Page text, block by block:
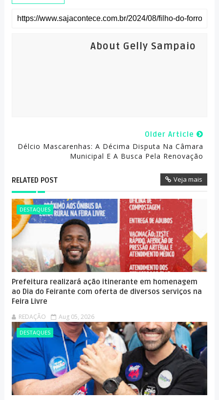
About Gelly Sampaio
Older Article
Délcio Mascarenhas: A Décima Disputa Na Câmara
Municipal E A Busca Pela Renovação
RELATED POST Veja mais
DESTAQUES
Prefeitura realizará ação itinerante em homenagem
ao Dia do Feirante com oferta de diversos serviços na
Feira Livre
REDAÇÃO Aug 05, 2026
DESTAQUES